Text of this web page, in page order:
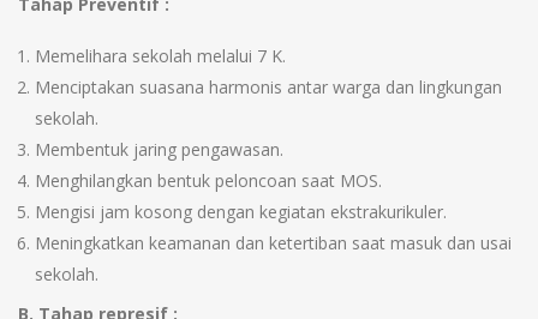
Memelihara sekolah melalui 7 K.
Menciptakan suasana harmonis antar warga dan lingkungan
sekolah.
Membentuk jaring pengawasan.
Menghilangkan bentuk peloncoan saat MOS.
Mengisi jam kosong dengan kegiatan ekstrakurikuler.
Meningkatkan keamanan dan ketertiban saat masuk dan usai
sekolah.
B. Tahap represif :